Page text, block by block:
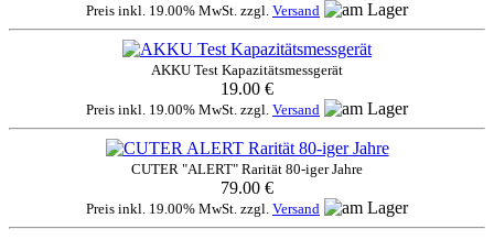
Preis inkl. 19.00% MwSt. zzgl. Versand
AKKU Test Kapazitätsmessgerät
19.00 €
Preis inkl. 19.00% MwSt. zzgl. Versand
CUTER "ALERT" Rarität 80-iger Jahre
79.00 €
Preis inkl. 19.00% MwSt. zzgl. Versand